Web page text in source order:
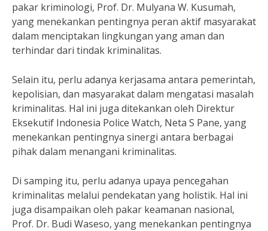
pakar kriminologi, Prof. Dr. Mulyana W. Kusumah,
yang menekankan pentingnya peran aktif masyarakat
dalam menciptakan lingkungan yang aman dan
terhindar dari tindak kriminalitas.
Selain itu, perlu adanya kerjasama antara pemerintah,
kepolisian, dan masyarakat dalam mengatasi masalah
kriminalitas. Hal ini juga ditekankan oleh Direktur
Eksekutif Indonesia Police Watch, Neta S Pane, yang
menekankan pentingnya sinergi antara berbagai
pihak dalam menangani kriminalitas.
Di samping itu, perlu adanya upaya pencegahan
kriminalitas melalui pendekatan yang holistik. Hal ini
juga disampaikan oleh pakar keamanan nasional,
Prof. Dr. Budi Waseso, yang menekankan pentingnya